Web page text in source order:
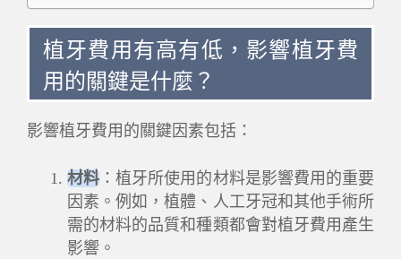
植牙費用有高有低，影響植牙費
用的關鍵是什麼？
影響植牙費用的關鍵因素包括：
材料 ：植牙所使用的材料是影響費用的重要
因素。例如，植體、人工牙冠和其他手術所
需的材料的品質和種類都會對植牙費用產生
影響。